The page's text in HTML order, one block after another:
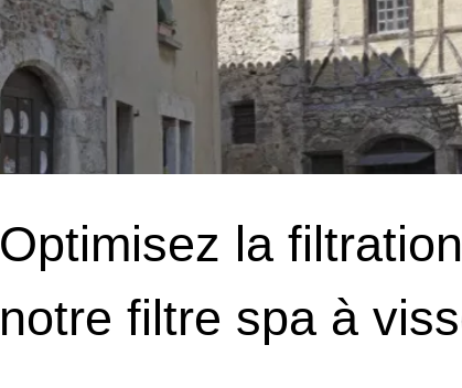
Optimisez la
notre filtre spa à